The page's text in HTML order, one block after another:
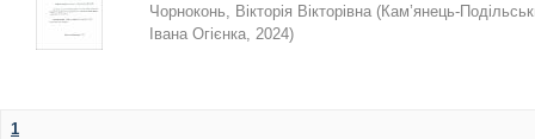
Чорноконь, Вікторія Вікторівна (Кам’янець-
Івана Огієнка, 2024)
1